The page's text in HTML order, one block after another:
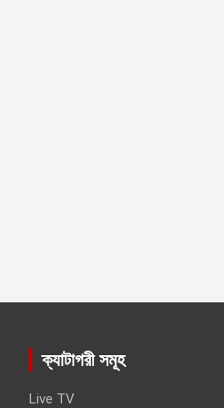
ক্যাটাগরী সমূহ
Live TV